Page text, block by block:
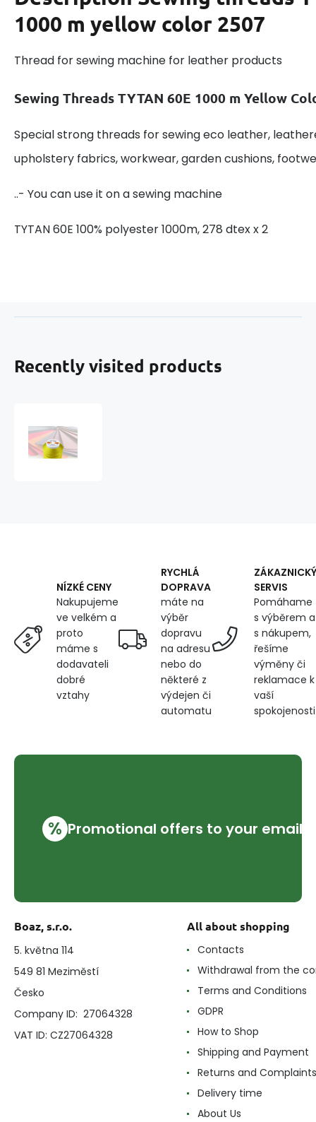
1000 m yellow color 2507
Thread for sewing machine for leather products
Sewing Threads TYTAN 60E 1000 m Yellow
Special strong threads for sewing eco leather,
upholstery fabrics, workwear, garden cushions,
..- You can use it on a sewing machine
TYTAN 60E 100% polyester 1000m, 278 dtex x 2
Recently visited products
NÍZKÉ CENY
Nakupujeme
ve velkém a
proto
máme s
dodavateli
dobré
vztahy
RYCHLÁ
DOPRAVA
máte na
výběr
dopravu
na adresu
nebo do
některé z
výdejen či
automatu
ZÁKAZNICKÝ
SERVIS
Pomáhame
s výběrem a
s nákupem,
řešíme
výměny či
reklamace k
vaší
spokojenosti
% Promotional offers to your email
Boaz, s.r.o.
5. května 114
549 81 Meziměstí
Česko
Company ID: 27064328
VAT ID: CZ27064328
All about shopping
Contacts
Withdrawal from the
Terms and Conditions
GDPR
How to Shop
Shipping and Payment
Returns and Complaints
Delivery time
About Us